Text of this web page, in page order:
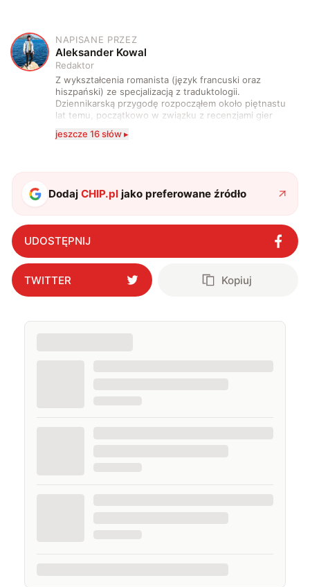
A
NAPISANE PRZEZ
Aleksander Kowal
Redaktor
Z wykształcenia romanista (język francuski oraz
hiszpański) ze specjalizacją z traduktologii.
Dziennikarską przygodę rozpocząłem około piętnastu
lat temu, początkowo w związku z recenzjami gier
zdecydowanie częściej na tematy związane z nauką
także uprawiać oraz oglądać sport.
jeszcze 16 słów ▸
DodajCHIP.pl jako preferowane źródło
UDOSTĘPNIJ
TWITTER Kopiuj